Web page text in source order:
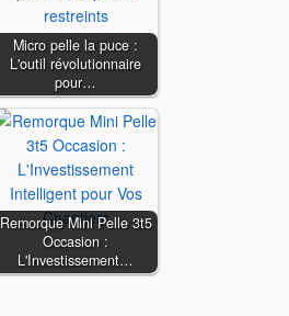
Micro pelle la puce :
L'outil révolutionnaire
pour…
Remorque Mini Pelle 3t5
Occasion :
L'Investissement…